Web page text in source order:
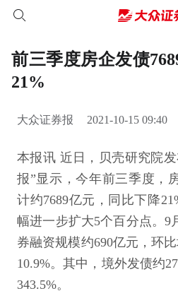
前三季度房企发债
21%
大众证券报 2021-10-15 09:40
本报讯 近日，贝壳研究院
报”显示，今年前三季度，
计约7689亿元，同比下降
幅进一步扩大5个百分点。9
券融资规模约690亿元，环
10.9%。其中，境外发债约
343.5%。